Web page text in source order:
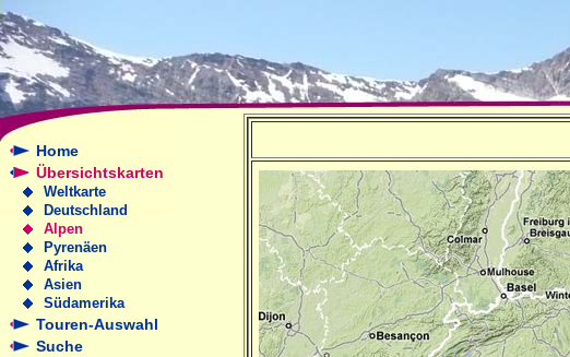
Home
Übersichtskarten
Weltkarte
Deutschland
Alpen
Pyrenäen
Afrika
Asien
Südamerika
Touren-Auswahl
Suche